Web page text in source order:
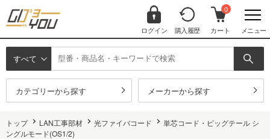
ログイン 購入履歴
0
カート メニュー
すべて
カテゴリーから探す メーカーから探す
トップ LAN工事部材 光ファイバコード
単芯コード・ピッグテール シ
ングルモード(OS1/2)